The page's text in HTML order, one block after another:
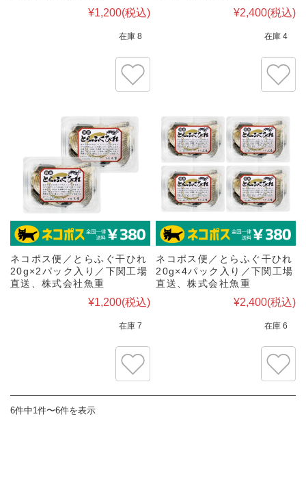
¥1,200(税込)
在庫 8
¥2,400(税込)
在庫 4
ネコポス便／とらふぐ干ひれ
20g×2パック入り／下関工場
直送、株式会社魚重
¥1,200(税込)
在庫 7
ネコポス便／とらふぐ干ひれ
20g×4パック入り／下関工場
直送、株式会社魚重
¥2,400(税込)
在庫 6
6件中1件〜6件を表示